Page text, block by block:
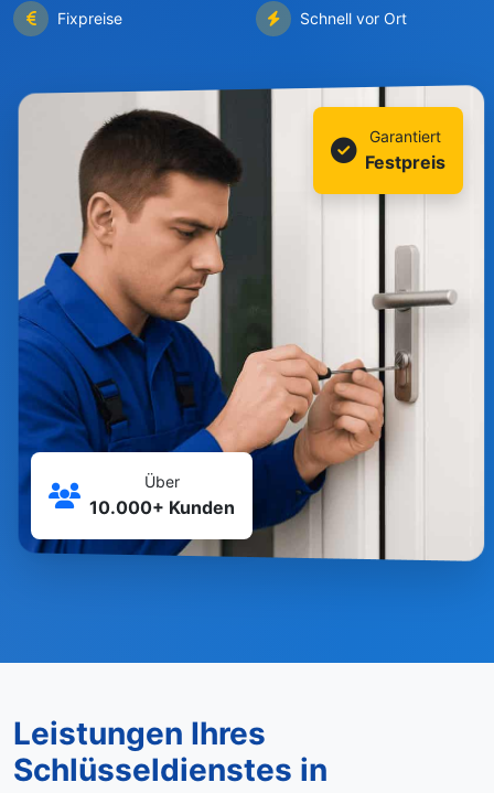
Fixpreise Schnell vor Ort
Garantiert
Festpreis
Über
10.000+ Kunden
Leistungen Ihres
Schlüsseldienstes in